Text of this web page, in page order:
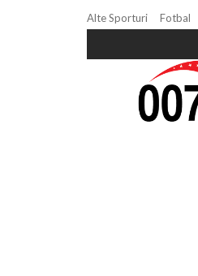
Alte Sporturi Fotbal
Copii si Juniori